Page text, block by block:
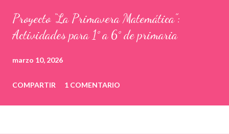
Proyecto “La Primavera Matemática”:
Actividades para 1° a 6° de primaria
marzo 10, 2026
COMPARTIR 1 COMENTARIO